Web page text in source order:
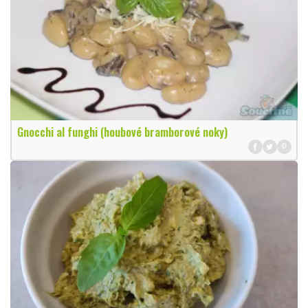
Gnocchi al funghi (houbové bramborové noky)